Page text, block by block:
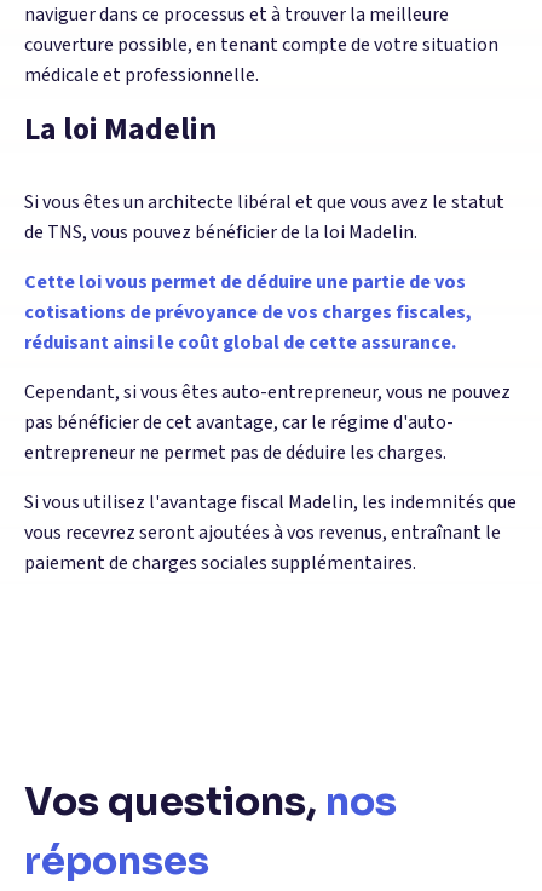
naviguer dans ce processus et à trouver la meilleure
couverture possible, en tenant compte de votre situation
médicale et professionnelle.
La loi Madelin
Si vous êtes un architecte libéral et que vous avez le statut
de TNS, vous pouvez bénéficier de la loi Madelin.
Cette loi vous permet de déduire une partie de vos
cotisations de prévoyance de vos charges fiscales,
réduisant ainsi le coût global de cette assurance.
Cependant, si vous êtes auto-entrepreneur, vous ne pouvez
pas bénéficier de cet avantage, car le régime d'auto-
entrepreneur ne permet pas de déduire les charges.
Si vous utilisez l'avantage fiscal Madelin, les indemnités que
vous recevrez seront ajoutées à vos revenus, entraînant le
paiement de charges sociales supplémentaires.
Vos questions, nos
réponses